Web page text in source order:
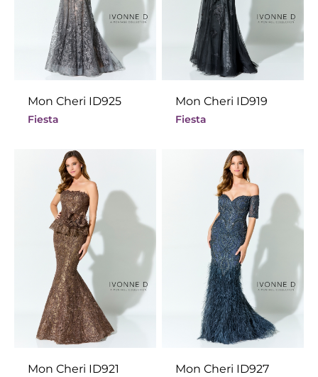
Mon Cheri ID925
Fiesta
Mon Cheri ID919
Fiesta
Mon Cheri ID921 Mon Cheri ID927